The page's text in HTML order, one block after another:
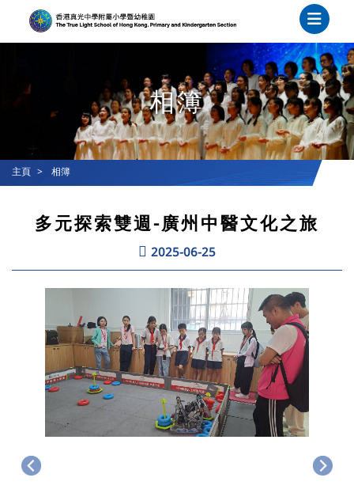
相簿
主頁 相簿
多元探索雙週-廣州中醫文化之旅
2025-06-25